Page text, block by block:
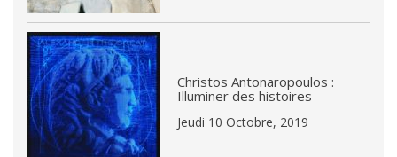
Christos Antonaropoulos :
Illuminer des histoires
Jeudi 10 Octobre, 2019